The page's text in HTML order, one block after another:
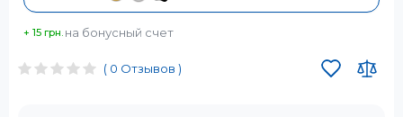
( 0 Отзывов )
+ 15 грн. на бонусный счет